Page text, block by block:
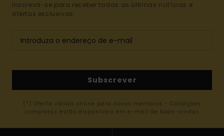
Inscreva-se para receber todas as últimas notícias e
ofertas exclusivas.
Subscrever
(*) Oferta válida online para novos membros - Condições
completas estão disponíveis em e-mail de boas-vindas